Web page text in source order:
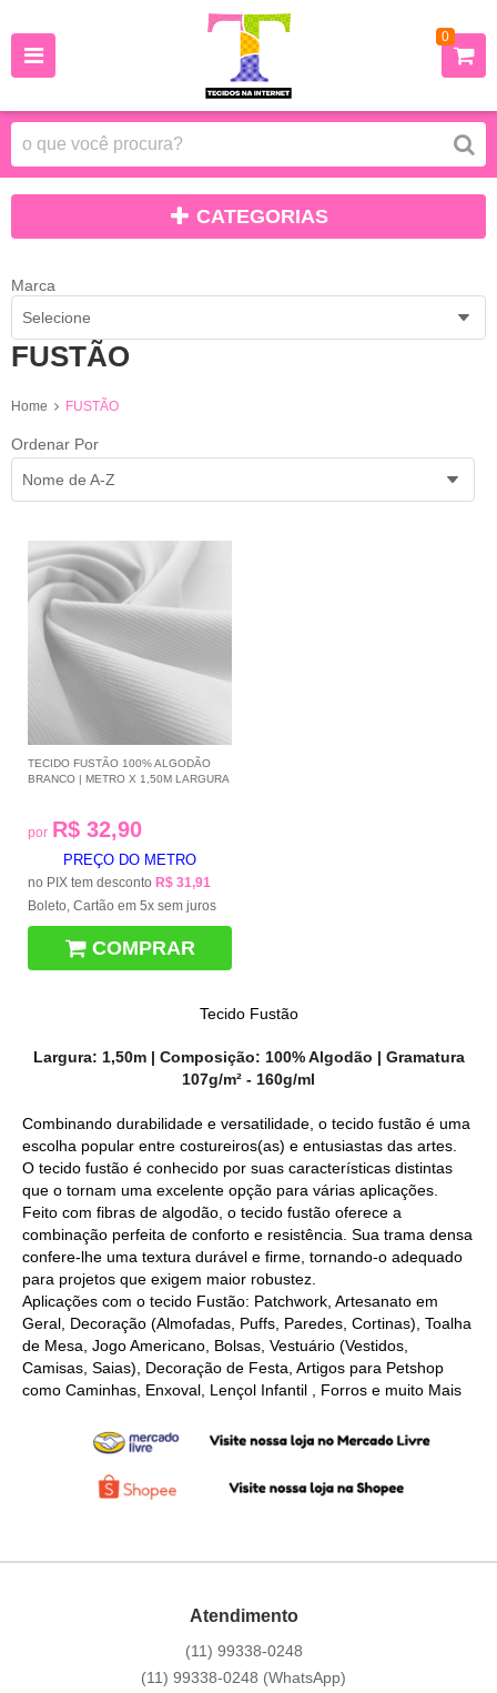
0
CATEGORIAS
Marca
Selecione
FUSTÃO
Home FUSTÃO
Ordenar Por
Nome de A-Z
TECIDO FUSTÃO 100% ALGODÃO
BRANCO | METRO X 1,50M LARGURA
por R$ 32,90
PREÇO DO METRO
no PIX tem desconto R$ 31,91
Boleto, Cartão em 5x sem juros
COMPRAR
Tecido Fustão
Largura: 1,50m | Composição: 100% Algodão | Gramatura
107g/m² - 160g/ml
Combinando durabilidade e versatilidade, o tecido fustão é uma
escolha popular entre costureiros(as) e entusiastas das artes.
O tecido fustão é conhecido por suas características distintas
que o tornam uma excelente opção para várias aplicações.
Feito com fibras de algodão, o tecido fustão oferece a
combinação perfeita de conforto e resistência. Sua trama densa
confere-lhe uma textura durável e firme, tornando-o adequado
para projetos que exigem maior robustez.
Aplicações com o tecido Fustão: Patchwork, Artesanato em
Geral, Decoração (Almofadas, Puffs, Paredes, Cortinas), Toalha
de Mesa, Jogo Americano, Bolsas, Vestuário (Vestidos,
Camisas, Saias), Decoração de Festa, Artigos para Petshop
como Caminhas, Enxoval, Lençol Infantil , Forros e muito Mais
Atendimento
(11) 99338-0248
(11) 99338-0248 (WhatsApp)